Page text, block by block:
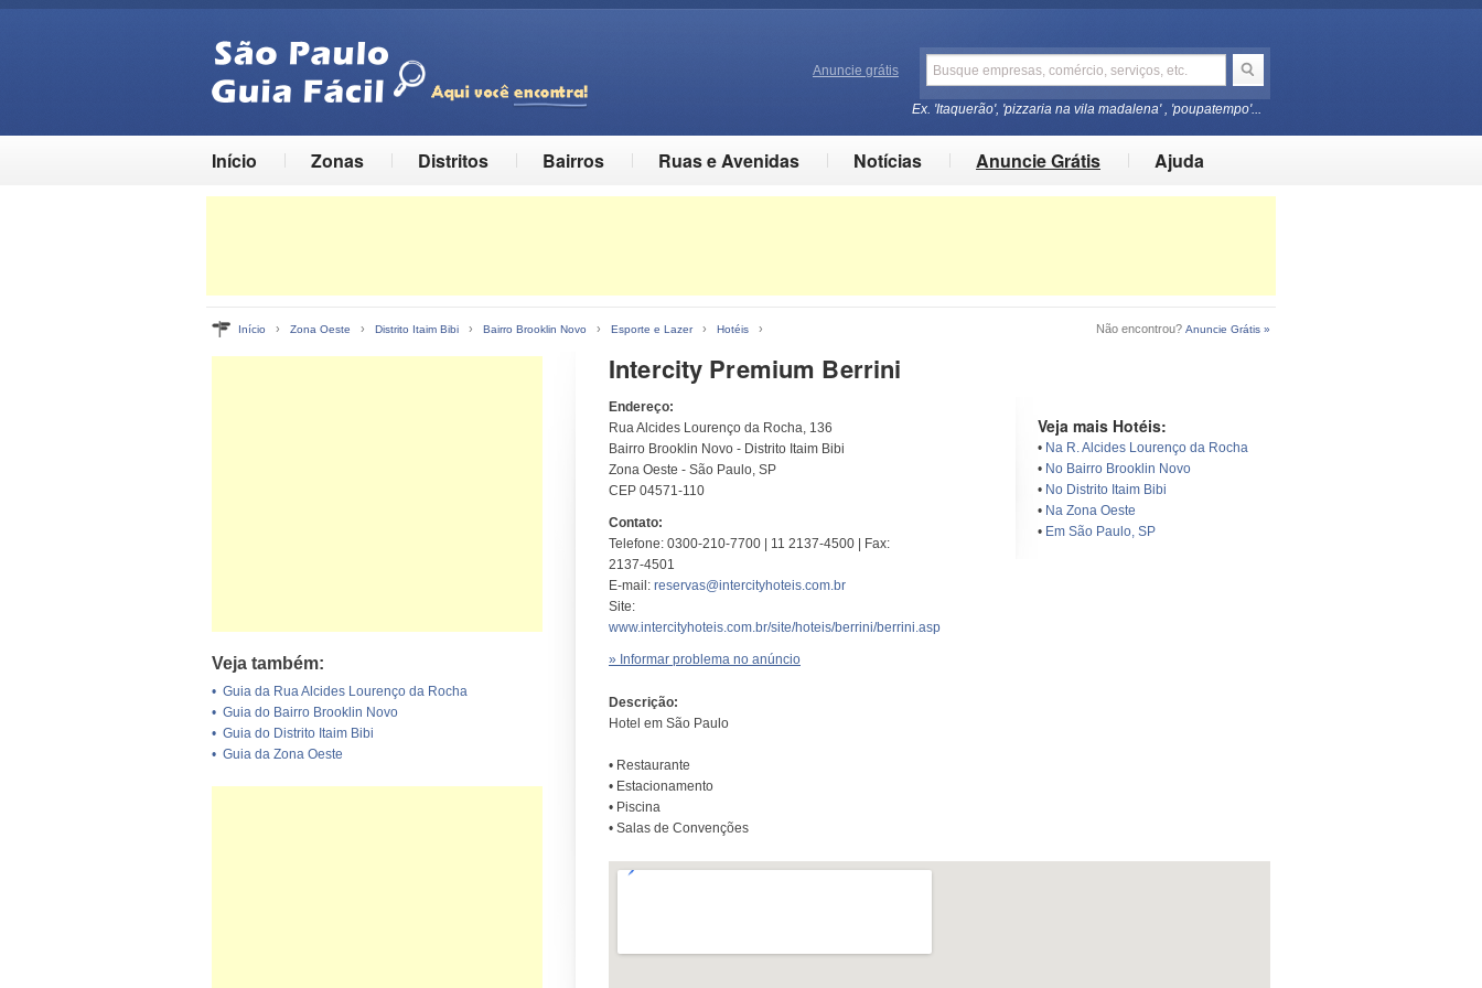
Anuncie grátis
Ex. 'Itaquerão', 'pizzaria na vila madalena' , 'poupatempo'...
Início Zonas Distritos Bairros Ruas e Avenidas Notícias Anuncie Grátis Ajuda
Início › Zona Oeste › Distrito Itaim Bibi › Bairro Brooklin Novo › Esporte e Lazer› Hotéis › Não encontrou? Anuncie Grátis »
Veja também:
• Guia da Rua Alcides Lourenço da Rocha
• Guia do Bairro Brooklin Novo
• Guia do Distrito Itaim Bibi
• Guia da Zona Oeste
Intercity Premium Berrini
Endereço:
Rua Alcides Lourenço da Rocha, 136
Bairro Brooklin Novo - Distrito Itaim Bibi
Zona Oeste - São Paulo, SP
CEP 04571-110
Contato:
Telefone: 0300-210-7700 | 11 2137-4500 | Fax:
2137-4501
E-mail: reservas@intercityhoteis.com.br
Site:
www.intercityhoteis.com.br/site/hoteis/berrini/berrini.asp
» Informar problema no anúncio
Veja mais Hotéis:
• Na R. Alcides Lourenço da Rocha
• No Bairro Brooklin Novo
• No Distrito Itaim Bibi
• Na Zona Oeste
• Em São Paulo, SP
Descrição:
Hotel em São Paulo
• Restaurante
• Estacionamento
• Piscina
• Salas de Convenções